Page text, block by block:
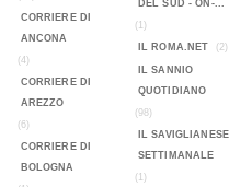
CORRIERE DI
ANCONA
(4)
CORRIERE DI
AREZZO
(6)
CORRIERE DI
BOLOGNA
DEL SUD - ON-...
(1)
IL ROMA.NET
(2)
IL SANNIO
QUOTIDIANO
(98)
IL SAVIGLIANESE
SETTIMANALE
(1)